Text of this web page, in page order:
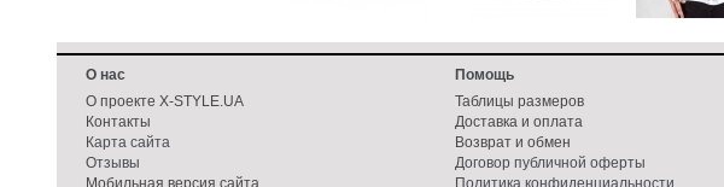
О нас
О проекте X-STYLE.UA
Контакты
Карта сайта
Отзывы
Мобильная версия сайта
Помощь
Таблицы размеров
Доставка и оплата
Возврат и обмен
Договор публичной оферты
Политика конфиденциальности